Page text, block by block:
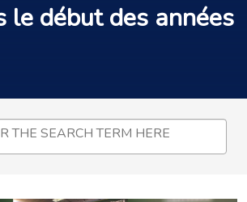
le début des années